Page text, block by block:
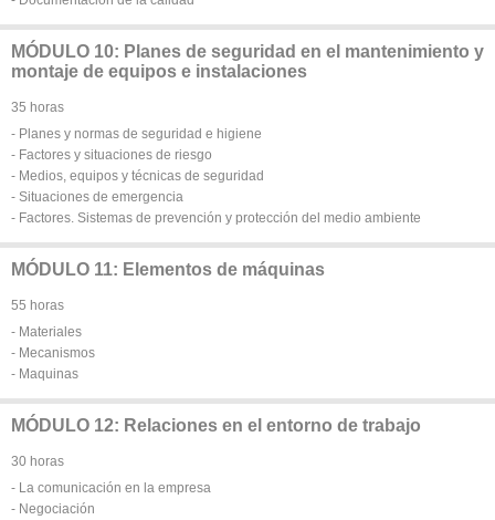
MÓDULO 10: Planes de seguridad en el mantenimiento y
montaje de equipos e instalaciones
35 horas
- Planes y normas de seguridad e higiene
- Factores y situaciones de riesgo
- Medios, equipos y técnicas de seguridad
- Situaciones de emergencia
- Factores. Sistemas de prevención y protección del medio ambiente
MÓDULO 11: Elementos de máquinas
55 horas
- Materiales
- Mecanismos
- Maquinas
MÓDULO 12: Relaciones en el entorno de trabajo
30 horas
- La comunicación en la empresa
- Negociación